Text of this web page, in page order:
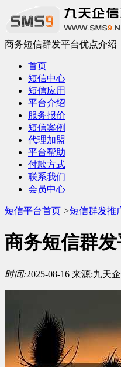
商务短信群发平台优点介绍
首页
短信中心
短信应用
平台介绍
服务报价
短信案例
代理加盟
平台帮助
付款方式
联系我们
会员中心
短信平台首页 >短信群发推
商务短信群
时间:2025-08-16 来源:九天